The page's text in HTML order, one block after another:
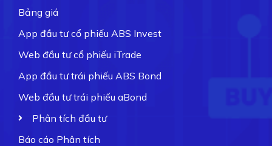
Bảng giá
App đầu tư cổ phiếu ABS Invest
Web đầu tư cổ phiếu iTrade
App đầu tư trái phiếu ABS Bond
Web đầu tư trái phiếu aBond
Phân tích đầu tư
Báo cáo Phân tích